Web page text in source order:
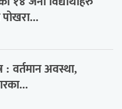
: वर्तमान अवस्था,